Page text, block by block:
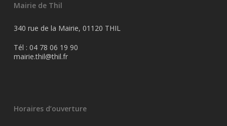
Mairie de Thil
340 rue de la Mairie, 01120 THIL
Tél : 04 78 06 19 90
mairie.thil@thil.fr
Horaires d’ouverture